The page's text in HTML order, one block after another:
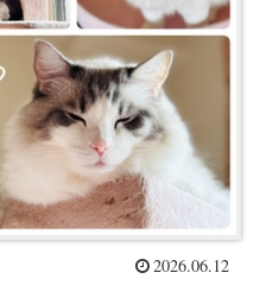
2026.06.12